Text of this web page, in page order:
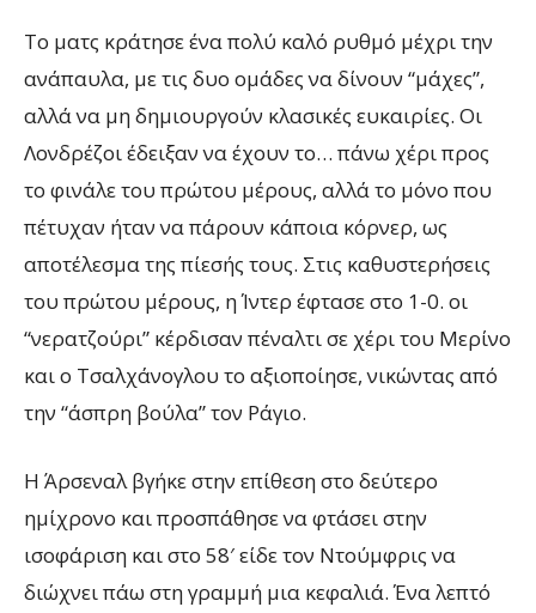
Το ματς κράτησε ένα πολύ καλό ρυθμό μέχρι την
ανάπαυλα, με τις δυο ομάδες να δίνουν “μάχες”,
αλλά να μη δημιουργούν κλασικές ευκαιρίες. Οι
Λονδρέζοι έδειξαν να έχουν το… πάνω χέρι προς
το φινάλε του πρώτου μέρους, αλλά το μόνο που
πέτυχαν ήταν να πάρουν κάποια κόρνερ, ως
αποτέλεσμα της πίεσής τους. Στις καθυστερήσεις
του πρώτου μέρους, η Ίντερ έφτασε στο 1-0. οι
“νερατζούρι” κέρδισαν πέναλτι σε χέρι του Μερίνο
και ο Τσαλχάνογλου το αξιοποίησε, νικώντας από
την “άσπρη βούλα” τον Ράγιο.
Η Άρσεναλ βγήκε στην επίθεση στο δεύτερο
ημίχρονο και προσπάθησε να φτάσει στην
ισοφάριση και στο 58′ είδε τον Ντούμφρις να
διώχνει πάω στη γραμμή μια κεφαλιά. Ένα λεπτό